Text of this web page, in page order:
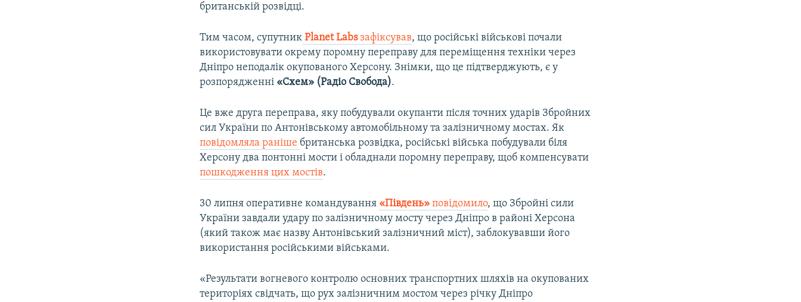
британській розвідці.
Тим часом, супутник Planet Labsзафіксував, що російські військові почали
використовувати окрему поромну переправу для переміщення техніки через
Дніпро неподалік окупованого Херсону. Знімки, що це підтверджують, є у
розпорядженні «Схем» (Радіо Свобода).
Це вже друга переправа, яку побудували окупанти після точних ударів Збройних
сил України по Антонівському автомобільному та залізничному мостах. Як
повідомляла раніше британська розвідка, російські війська побудували біля
Херсону два понтонні мости і обладнали поромну переправу, щоб компенсувати
пошкодження цих мостів.
30 липня оперативне командування «Південь» повідомило, що Збройні сили
України завдали удару по залізничному мосту через Дніпро в районі Херсона
(який також має назву Антонівський залізничний міст), заблокувавши його
використання російськими військами.
«Результати вогневого контролю основних транспортних шляхів на окупованих
територіях свідчать, що рух залізничним мостом через річку Дніпро